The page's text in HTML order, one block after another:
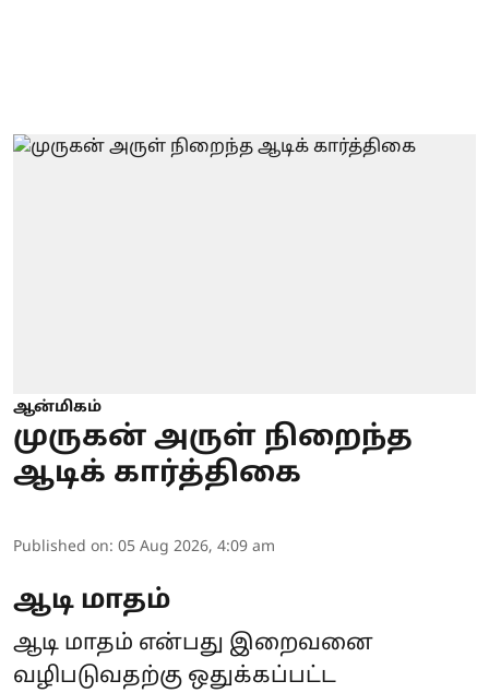
ஆன்மிகம்
முருகன் அருள் நிறைந்த
ஆடிக் கார்த்திகை
Published on: 05 Aug 2026, 4:09 am
ஆடி மாதம்
ஆடி மாதம் என்பது இறைவனை
வழிபடுவதற்கு ஒதுக்கப்பட்ட